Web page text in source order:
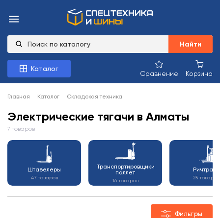
Найти
Каталог
Сравнение Корзина
Главная Каталог Складская техника
Электрические тягачи в Алматы
7 товаров
Штабелеры
47 товаров
Транспортировщики
паллет
16 товаров
Ричтраки
25 товаров
Фильтры